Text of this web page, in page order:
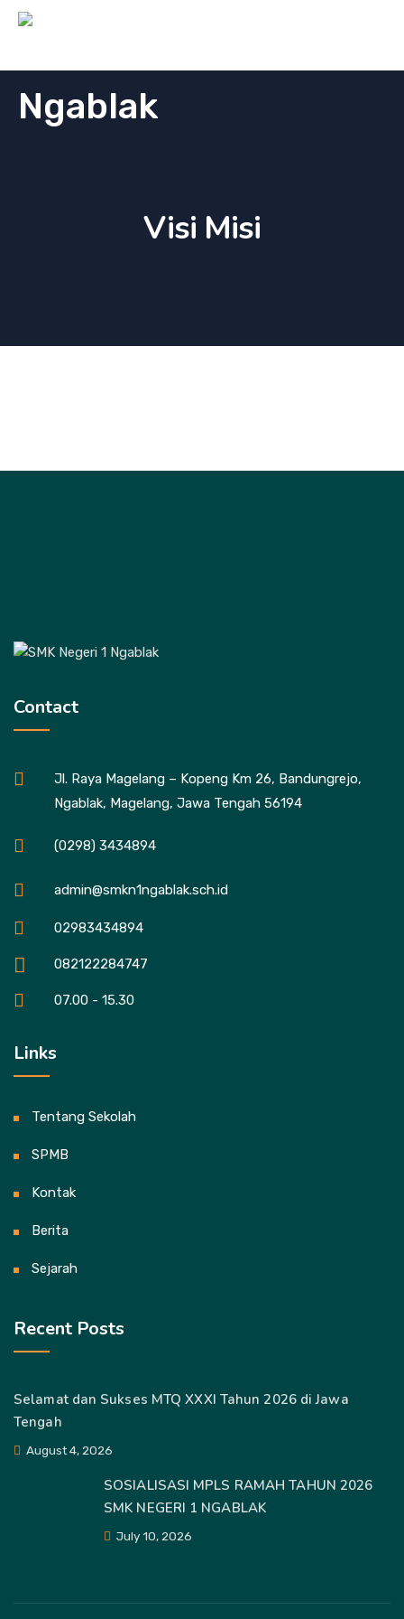
Visi Misi
Contact
Jl. Raya Magelang – Kopeng Km 26, Bandungrejo,
Ngablak, Magelang, Jawa Tengah 56194
(0298) 3434894
admin@smkn1ngablak.sch.id
02983434894
082122284747
07.00 - 15.30
Links
Tentang Sekolah
SPMB
Kontak
Berita
Sejarah
Recent Posts
Selamat dan Sukses MTQ XXXI Tahun 2026 di Jawa
Tengah
August 4, 2026
SOSIALISASI MPLS RAMAH TAHUN 2026
SMK NEGERI 1 NGABLAK
July 10, 2026